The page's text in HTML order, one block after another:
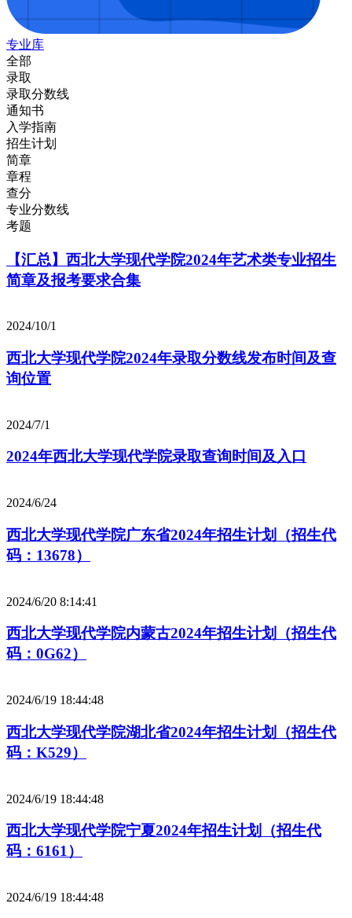
专业库
全部
录取
录取分数线
通知书
入学指南
招生计划
简章
章程
查分
专业分数线
考题
【汇总】西北大学现代学院2024年艺术类专业招生
简章及报考要求合集
2024/10/1
西北大学现代学院2024年录取分数线发布时间及查
询位置
2024/7/1
2024年西北大学现代学院录取查询时间及入口
2024/6/24
西北大学现代学院广东省2024年招生计划（招生代
码：13678）
2024/6/20 8:14:41
西北大学现代学院内蒙古2024年招生计划（招生代
码：0G62）
2024/6/19 18:44:48
西北大学现代学院湖北省2024年招生计划（招生代
码：K529）
2024/6/19 18:44:48
西北大学现代学院宁夏2024年招生计划（招生代
码：6161）
2024/6/19 18:44:48